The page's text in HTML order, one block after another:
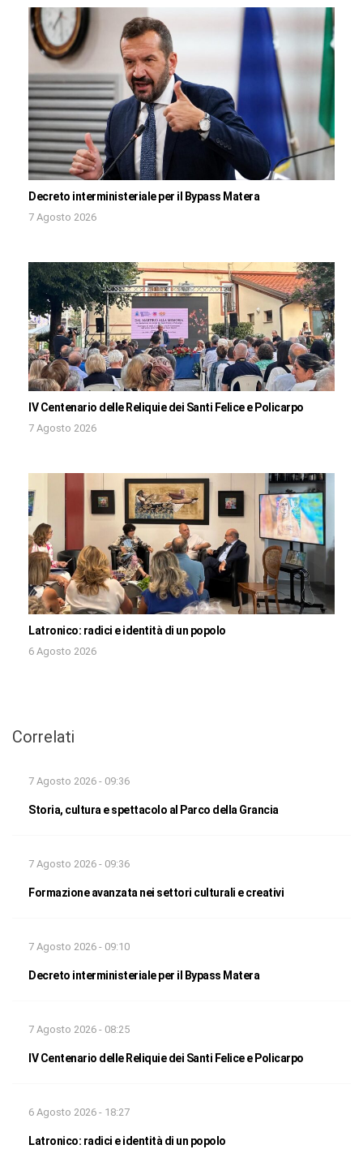
Decreto interministeriale per il Bypass Matera
7 Agosto 2026
IV Centenario delle Reliquie dei Santi Felice e Policarpo
7 Agosto 2026
Latronico: radici e identità di un popolo
6 Agosto 2026
Correlati
7 Agosto 2026 - 09:36
Storia, cultura e spettacolo al Parco della Grancia
7 Agosto 2026 - 09:36
Formazione avanzata nei settori culturali e creativi
7 Agosto 2026 - 09:10
Decreto interministeriale per il Bypass Matera
7 Agosto 2026 - 08:25
IV Centenario delle Reliquie dei Santi Felice e Policarpo
6 Agosto 2026 - 18:27
Latronico: radici e identità di un popolo